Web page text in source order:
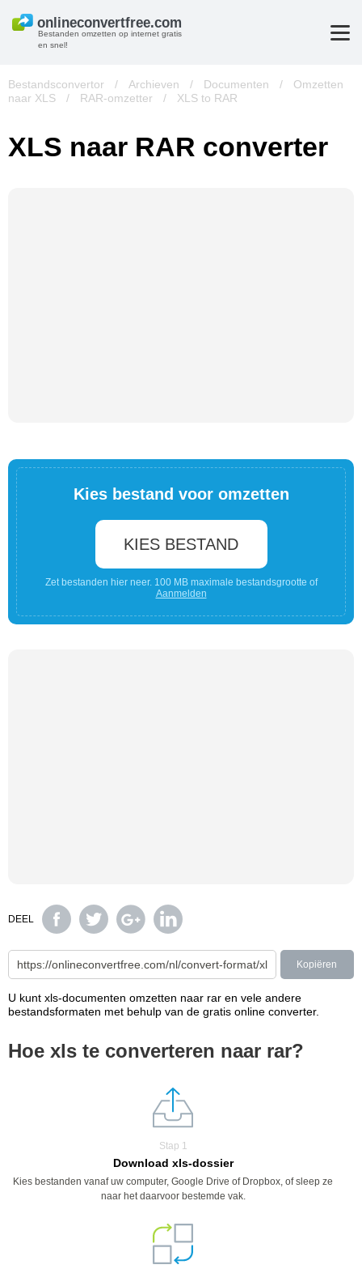
Bestanden omzetten op internet gratis
en snel!
Bestandsconvertor / Archieven / Documenten /
Omzetten
naar XLS
/ RAR-omzetter / XLS to RAR
XLS naar RAR converter
Kies bestand voor omzetten
KIES BESTAND
Zet bestanden hier neer. 100 MB maximale bestandsgrootte of
Aanmelden
DEEL
Kopiëren
U kunt xls-documenten omzetten naar rar en vele andere
bestandsformaten met behulp van de gratis online converter.
Hoe xls te converteren naar rar?
Stap 1
Download xls-dossier
Kies bestanden vanaf uw computer, Google Drive of Dropbox, of sleep ze
naar het daarvoor bestemde vak.